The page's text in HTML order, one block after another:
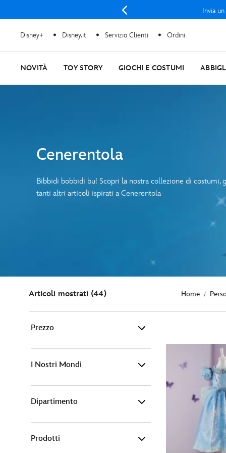
Invia
Disney+ Disney.it Servizio Clienti Ordini
NOVITÀ TOY STORY GIOCHI E COSTUMI
Cenerentola
Bibbidi bobbidi bu! Scopri la nostra collezione di costumi,
tanti altri articoli ispirati a Cenerentola
Articoli mostrati (44) Home
Prezzo
50€ - 100€ (9)
I Nostri Mondi
Disney (39)
Dipartimento
Articoli per la casa (11)
Prodotti